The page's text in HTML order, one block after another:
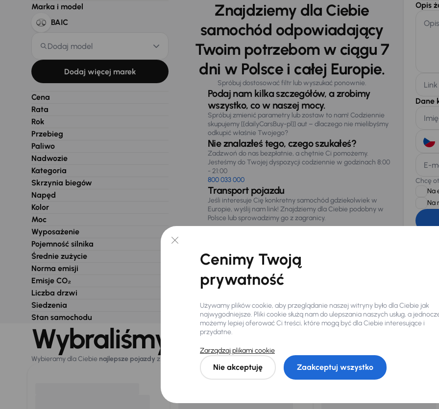
Marka i model
BAIC
Dodaj model
Dodaj więcej marek
Cena
Rata
Rok
Przebieg
Paliwo
Nadwozie
Kategoria
Skrzynia biegów
Napęd
Kolor
Moc
Wyposażenie
Pojemność silnika
Średnie zużycie
Norma emisji
Emisje CO₂
Liczba drzwi
Siedzenia
Stan samochodu
Znajdziemy dla Ciebie
samochód odpowiadający
Twoim potrzebom w ciągu 7
dni w Polsce i całej Europie.
Spróbuj dostosować filtr lub wyszukać ponownie.
Podaj nam kilka szczegółów, a zrobimy
wszystko, co w naszej mocy.
Spróbuj zmienić parametry lub zostaw to nam! Codziennie
skupujemy [[dailyCarsBuy-pl]] aut – dlaczego nie mielibyśmy
odkupić właśnie Twojego?
Nie znalazłeś tego, czego szukałeś?
Zadzwoń do nas bezpłatnie, a chętnie Ci pomożemy.
Jesteśmy do Twojej dyspozycji codziennie w godzinach 8:00
- 21:00
800 033 000
Transport pojazdu
Jeśli interesuje Cię konkretny samochód gdziekolwiek w
Europie, wyślij nam link! Znajdziemy dla Ciebie podobny w
Polsce lub sprowadzimy go z zagranicy.
Opis
Dane
E-
Chcę
Na
Na
874/15,
Wybraliśmy dla Ciebie
Wybieramy dla Ciebie najlepsze pojazdy z naszej oferty. Kupimy dla Ciebiedo 400 pojazdów
Cenimy Twoją
prywatność
Używamy plików cookie, aby przeglądanie naszej witryny było dla Ciebie jak
najwygodniejsze. Pliki cookie służą nam do ulepszania naszych usług, a
możemy lepiej oferować Ci treści, które mogą być dla Ciebie interesujące i
przydatne.
Zarządzaj plikami cookie
Nie akceptuję Zaakceptuj wszystko